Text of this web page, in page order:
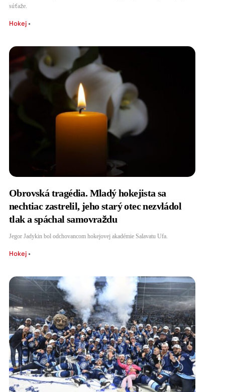
súťaže.
Hokej•
Obrovská tragédia. Mladý hokejista sa
nechtiac zastrelil, jeho starý otec nezvládol
tlak a spáchal samovraždu
Jegor Jadykin bol odchovancom hokejovej akadémie Salavatu Ufa.
Hokej•